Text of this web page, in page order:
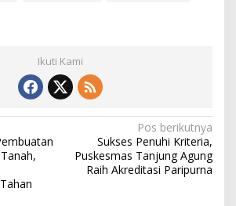
Ikuti Kami
Pos berikutnya
Sukses Penuhi Kriteria,
Puskesmas Tanjung Agung
Raih Akreditasi Paripurna